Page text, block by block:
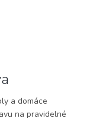
a domáce
na pravidelné